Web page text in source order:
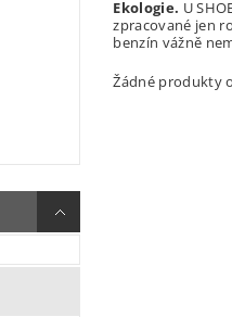
Ekologie. U
zpracované jen
benzín vážně
Žádné produkty